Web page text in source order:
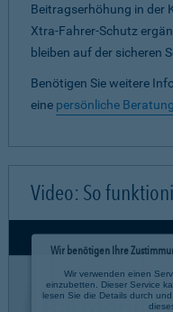
Beitragserhöhung in der
Xtra-Fahrer-Schutz
bleiben auf der sicheren
Benötigen Sie weitere
eine persönliche Beratung
Video: So
Wir benötigen Ihre
Wir verwenden einen
einzubetten. Dieser Service
lesen Sie die Details durch